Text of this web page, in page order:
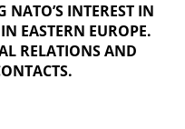
NATO’S INTEREST IN
EASTERN EUROPE.
RELATIONS AND